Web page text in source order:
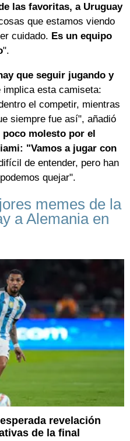
las favoritas, a Uruguay
que estamos viendo
cuidado. Es un equipo
".
que seguir jugando y
implica esta camiseta:
el competir, mientras
siempre fue así", añadió
molesto por el
"Vamos a jugar con
de entender, pero han
quejar".
memes de la
a Alemania en
revelación
de la final